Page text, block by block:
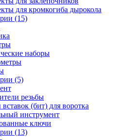
для кромкогиба дырокола
(15)
наборы
(5)
резьбы
(бит) для воротка
инструмент
ключи
(13)